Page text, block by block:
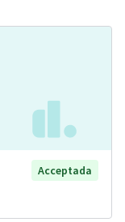
Acceptada